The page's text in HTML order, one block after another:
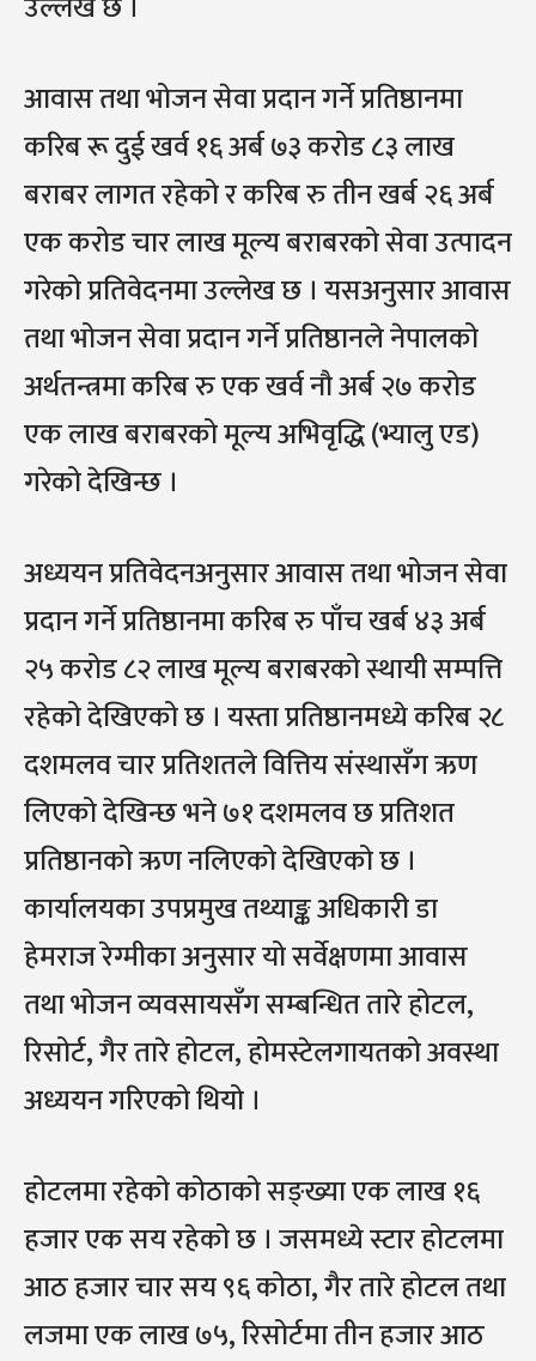
आवास तथा भोजन सेवा प्रदान गर्ने प्रतिष्ठानमा
करिब रू दुई खर्व १६ अर्ब ७३ करोड ८३ लाख
बराबर लागत रहेको र करिब रु तीन खर्ब २६ अर्ब
एक करोड चार लाख मूल्य बराबरको सेवा उत्पादन
गरेको प्रतिवेदनमा उल्लेख छ । यसअनुसार आवास
तथा भोजन सेवा प्रदान गर्ने प्रतिष्ठानले नेपालको
अर्थतन्त्रमा करिब रु एक खर्व नौ अर्ब २७ करोड
एक लाख बराबरको मूल्य अभिवृद्धि (भ्यालु एड)
गरेको देखिन्छ ।
अध्ययन प्रतिवेदनअनुसार आवास तथा भोजन सेवा
प्रदान गर्ने प्रतिष्ठानमा करिब रु पाँच खर्ब ४३ अर्ब
२५ करोड ८२ लाख मूल्य बराबरको स्थायी सम्पत्ति
रहेको देखिएको छ । यस्ता प्रतिष्ठानमध्ये करिब २८
दशमलव चार प्रतिशतले वित्तिय संस्थासँग ऋण
लिएको देखिन्छ भने ७१ दशमलव छ प्रतिशत
प्रतिष्ठानको ऋण नलिएको देखिएको छ ।
कार्यालयका उपप्रमुख तथ्याङ्क अधिकारी डा
हेमराज रेग्मीका अनुसार यो सर्वेक्षणमा आवास
तथा भोजन व्यवसायसँग सम्बन्धित तारे होटल,
रिसोर्ट, गैर तारे होटल, होमस्टेलगायतको अवस्था
अध्ययन गरिएको थियो ।
होटलमा रहेको कोठाको सङ्ख्या एक लाख १६
हजार एक सय रहेको छ । जसमध्ये स्टार होटलमा
आठ हजार चार सय ९६ कोठा, गैर तारे होटल तथा
लजमा एक लाख ७५, रिसोर्टमा तीन हजार आठ